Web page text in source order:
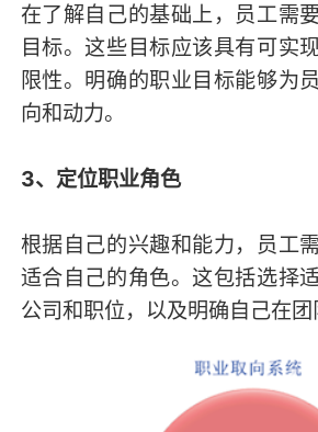
在了解自己的基础上，员工需
目标。这些目标应该具有可实
限性。明确的职业目标能够为
向和动力。
3、定位职业角色
根据自己的兴趣和能力，员工
适合自己的角色。这包括选择
公司和职位，以及明确自己在团